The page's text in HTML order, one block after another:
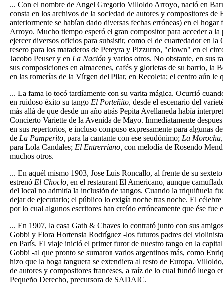
... Con el nombre de Angel Gregorio Villoldo Arroyo, nació en
consta en los archivos de la sociedad de autores y compositores de
anteriormente se habían dado diversas fechas erróneas) en el
Arroyo. Mucho tiempo esperó el gran compositor para acceder a
ejercer diversos oficios para subsistir, como el de cuartedador en
resero para los mataderos de Pereyra y Pizzurno, "clown" en el
Jacobo Peuser y en La Nación y varios otros. No obstante, en sus
sus composiciones en almacenes, cafés y glorietas de su barrio, la
en las romerías de la Vírgen del Pilar, en Recoleta; el centro aún le
... La fama lo tocó tardíamente con su varita mágica. Ocurrió
en ruidoso éxito su tango El Porteñito, desde el escenario del
más allá de que desde un año atrás Pepita Avellaneda había
Concierto Variette de la Avenida de Mayo. Inmediatamente
en sus repertorios, e incluso compuso expresamente para algunas
de La Pamperito, para la cantante con ese seudónimo; La
para Lola Candales; El Entrerriano, con melodía de Rosendo
muchos otros.
... En aquél mismo 1903, Jose Luis Roncallo, al frente de su
estrenó El Choclo, en el restaurant El Americano, aunque
del local no admitía la inclusión de tangos. Cuando la triquiñuela
dejar de ejecutarlo; el público lo exigía noche tras noche. El
por lo cual algunos escritores han creído erróneamente que ése fue
... En 1907, la casa Gath & Chaves lo contrató junto con sus
Gobbi y Flora Hortensia Rodríguez -los futuros padres del
en París. El viaje inició el primer furor de nuestro tango en la
Gobbi -al que pronto se sumaron varios argentinos más, como
hizo que la boga tanguera se extendiera al resto de Europa.
de autores y compositores franceses, a raíz de lo cual fundó luego
Pequeño Derecho, precursora de SADAIC.